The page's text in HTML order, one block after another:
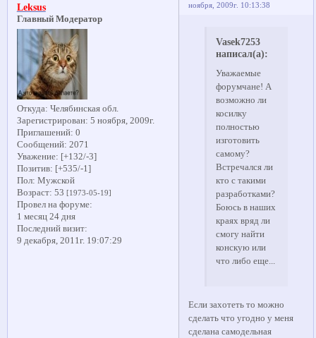
ноября, 2009г. 10:13:38
Leksus
Главный Модератор
Откуда: Челябинская обл.
Зарегистрирован: 5 ноября, 2009г.
Приглашений: 0
Сообщений: 2071
Уважение: [+132/-3]
Позитив: [+535/-1]
Пол: Мужской
Возраст: 53 [1973-05-19]
Провел на форуме:
1 месяц 24 дня
Последний визит:
9 декабря, 2011г. 19:07:29
Vasek7253
написал(а):
Уважаемые
форумчане! А
возможно ли
косилку
полностью
изготовить
самому?
Встречался ли
кто с такими
разработками?
Боюсь в наших
краях вряд ли
смогу найти
конскую или
что либо еще...
Если захотеть то можно
сделать что угодно у меня
сделана самодельная